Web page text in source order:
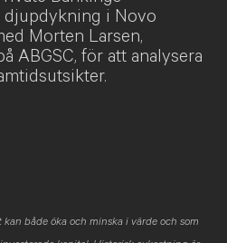
i Novo
Morten Larsen,
ABGSC, för att analysera
både öka och minska i värde och som